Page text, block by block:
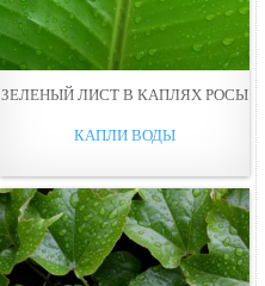
ЗЕЛЕНЫЙ ЛИСТ В КАПЛЯХ РОСЫ
КАПЛИ ВОДЫ